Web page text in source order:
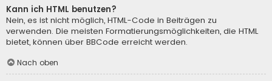
Kann ich HTML benutzen?
Nein, es ist nicht möglich, HTML-Code in Beiträgen zu
verwenden. Die meisten Formatierungsmöglichkeiten, die HTML
bietet, können über BBCode erreicht werden.
Nach oben